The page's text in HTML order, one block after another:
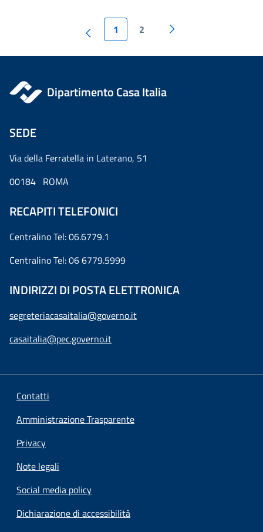
1 2
Dipartimento Casa Italia
SEDE
Via della Ferratella in Laterano, 51
00184 ROMA
RECAPITI TELEFONICI
Centralino Tel: 06.6779.1
Centralino Tel: 06 6779.5999
INDIRIZZI DI POSTA ELETTRONICA
segreteriacasaitalia@governo.it
casaitalia@pec.governo.it
Contatti
Amministrazione Trasparente
Privacy
Note legali
Social media policy
Dichiarazione di accessibilità